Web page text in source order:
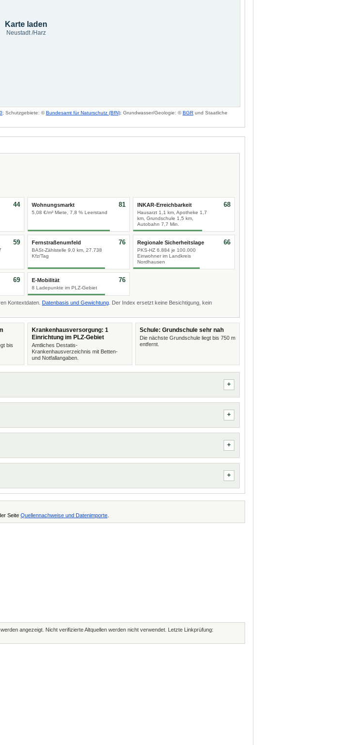
Karte laden
Neustadt /Harz
; Schutzgebiete: ©Bundesamt für Naturschutz (BfN); Grundwasser/Geologie: ©BGR und Staatliche
44 Wohnungsmarkt
5,08 €/m² Miete, 7,8 % Leerstand
81 INKAR-Erreichbarkeit
Hausarzt 1,1 km, Apotheke 1,7
km, Grundschule 1,5 km,
Autobahn 7,7 Min.
68
59 Fernstraßenumfeld
BASt-Zählstelle 9,0 km, 27.738
Kfz/Tag
76 Regionale Sicherheitslage
PKS-HZ 6.884 je 100.000
Einwohner im Landkreis
Nordhausen
66
69 E-Mobilität
8 Ladepunkte im PLZ-Gebiet
76
Kontextdaten. Datenbasis und Gewichtung . Der Index ersetzt keine Besichtigung, kein
bis
Krankenhausversorgung: 1
Einrichtung im PLZ-Gebiet
Amtliches Destatis-
Krankenhausverzeichnis mit Betten-
und Notfallangaben.
Schule: Grundschule sehr nah
Die nächste Grundschule liegt bis 750 m
entfernt.
Seite Quellennachweise und Datenimporte
angezeigt. Nicht verifizierte Altquellen werden nicht verwendet. Letzte Linkprüfung: